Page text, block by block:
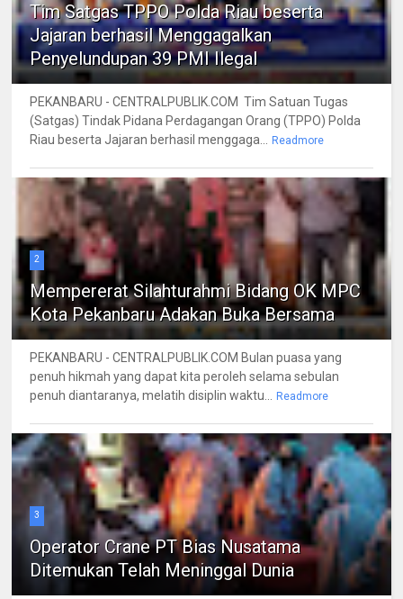
Tim Satgas TPPO Polda Riau beserta
Jajaran berhasil Menggagalkan
Penyelundupan 39 PMI Ilegal
PEKANBARU - CENTRALPUBLIK.COM Tim Satuan Tugas
(Satgas) Tindak Pidana Perdagangan Orang (TPPO) Polda
Riau beserta Jajaran berhasil menggaga...
Readmore
2
Mempererat Silahturahmi Bidang OK MPC
Kota Pekanbaru Adakan Buka Bersama
PEKANBARU - CENTRALPUBLIK.COM Bulan puasa yang
penuh hikmah yang dapat kita peroleh selama sebulan
penuh diantaranya, melatih disiplin waktu...
Readmore
3
Operator Crane PT Bias Nusatama
Ditemukan Telah Meninggal Dunia